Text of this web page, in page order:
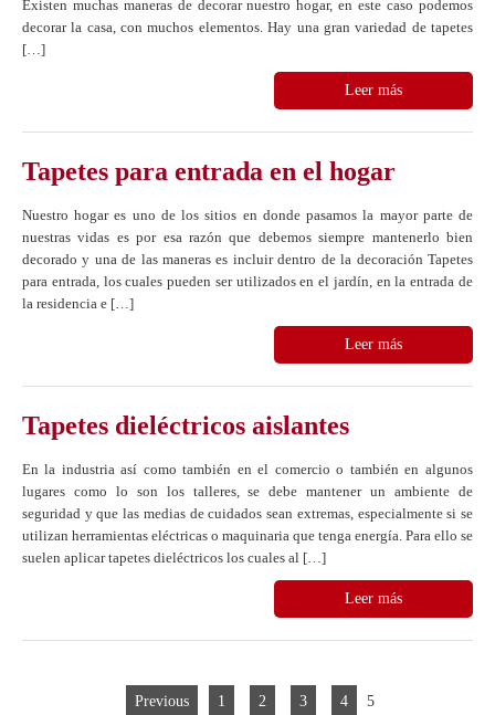
Existen muchas maneras de decorar nuestro hogar, en este caso podemos
decorar la casa, con muchos elementos. Hay una gran variedad de tapetes
[…]
Leer más
Tapetes para entrada en el hogar
Nuestro hogar es uno de los sitios en donde pasamos la mayor parte de
nuestras vidas es por esa razón que debemos siempre mantenerlo bien
decorado y una de las maneras es incluir dentro de la decoración Tapetes
para entrada, los cuales pueden ser utilizados en el jardín, en la entrada de
la residencia e […]
Leer más
Tapetes dieléctricos aislantes
En la industria así como también en el comercio o también en algunos
lugares como lo son los talleres, se debe mantener un ambiente de
seguridad y que las medias de cuidados sean extremas, especialmente si se
utilizan herramientas eléctricas o maquinaria que tenga energía. Para ello se
suelen aplicar tapetes dieléctricos los cuales al […]
Leer más
Previous 1 2 3 4 5